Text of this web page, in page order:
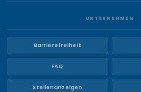
UNTERNEHMEN
Barrierefreiheit
FAQ
Stellenanzeigen